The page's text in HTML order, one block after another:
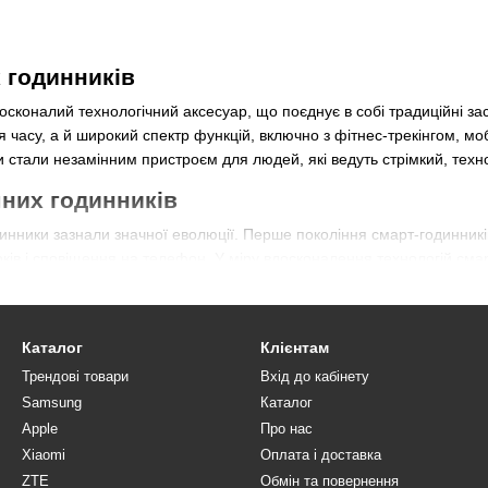
технологічний аксесуар, що поєднує в собі традиційні
часу, а й широкий спектр функцій, включно з фітнес-трекінгом,
стали незамінним пристроєм для людей, які ведуть стрімкий,
годинників
зазнали значної еволюції. Перше покоління смарт-
людей і професіоналів.
годинників
безліччю функцій, які відповідають різним потребам
активності.
функцій смарт-годинника. Вона включає в себе такі
іншого. Смарт-годинник використовує датчики та алгоритми для
Каталог
Трендові товари
Samsung
Apple
Xiaomi
ZTE
Клієнтам
Вхід до кабінету
Каталог
Про нас
Оплата і доставка
Обмін та повернення